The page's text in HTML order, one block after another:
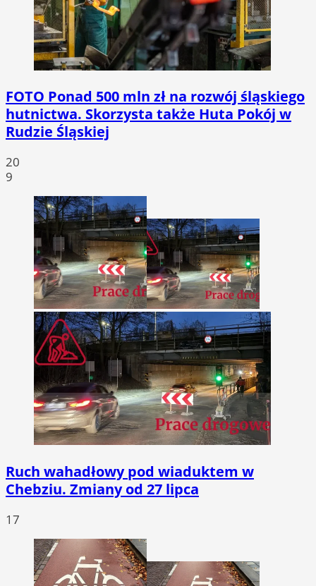
FOTO Ponad 500 mln zł na rozwój śląskiego
hutnictwa. Skorzysta także Huta Pokój w
Rudzie Śląskiej
20
9
Ruch wahadłowy pod wiaduktem w
Chebziu. Zmiany od 27 lipca
17